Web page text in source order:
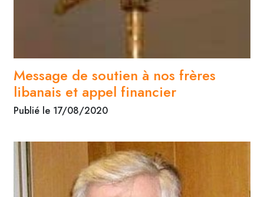
Message de soutien à nos frères
libanais et appel financier
Publié le 17/08/2020